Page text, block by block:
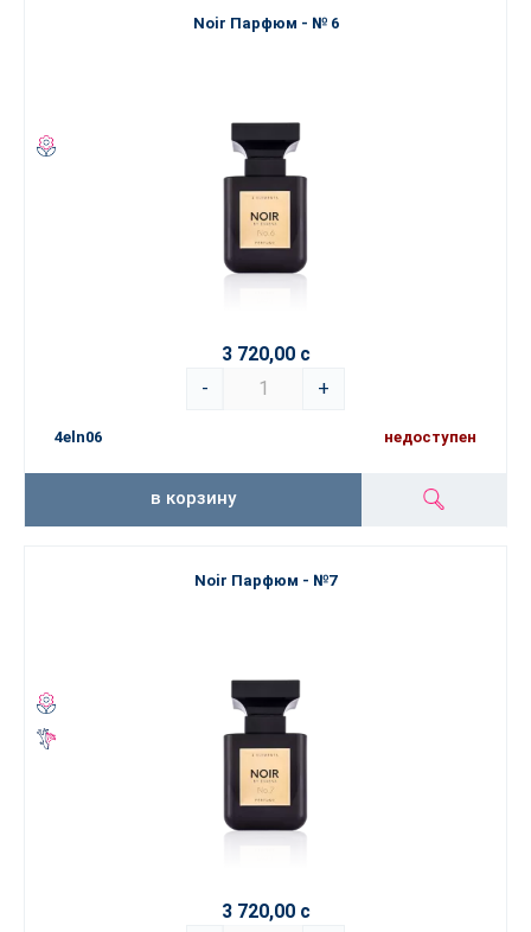
Noir Парфюм - № 6
3 720,00 с
-
+
4eln06 недоступен
в корзину
Noir Парфюм - №7
3 720,00 с